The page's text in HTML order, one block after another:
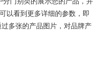
以看到更多详细的参数，即
多张的产品图片，对品牌产